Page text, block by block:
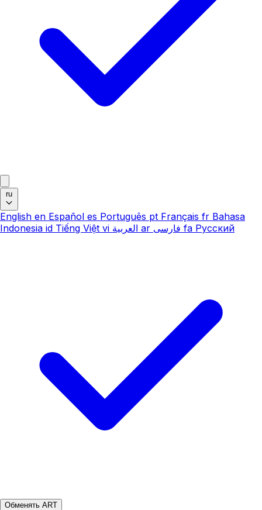
ru
English en Español es Português pt Français fr Bahasa
Indonesia id Tiếng Việt vi العربية ar فارسی fa Русский
Обменять ART